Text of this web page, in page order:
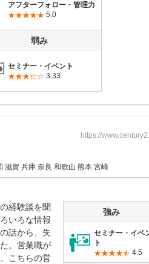
アフターフォロー・管理力
5.0
弱み
セミナー・イベント
3.33
滋賀 兵庫 奈良 和歌山 熊本 宮崎
https://
経験談を聞
いろな情報
話から、失
。営業職が
こちらの営
強み
セミナー・イベ
ト
4.5